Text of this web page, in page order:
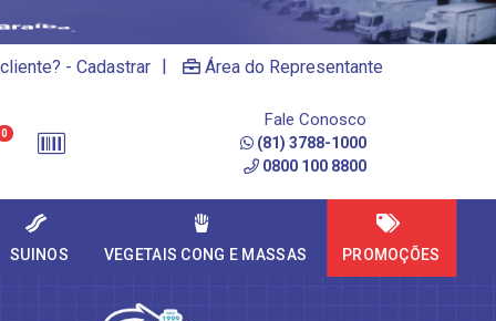
- Cadastrar | Área do Representante
0
Fale Conosco
(81) 3788-1000
0800 100 8800
SUINOS VEGETAIS CONG E MASSAS PROMOÇÕES